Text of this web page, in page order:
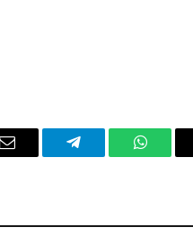
Email Telegram